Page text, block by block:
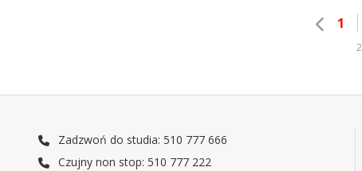
1
Zadzwoń do studia: 510 777 666
Czujny non stop: 510 777 222